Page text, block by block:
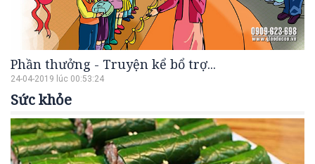
Phần thưởng - Truyện kể bổ trợ...
24-04-2019 lúc 00:53:24
Sức khỏe